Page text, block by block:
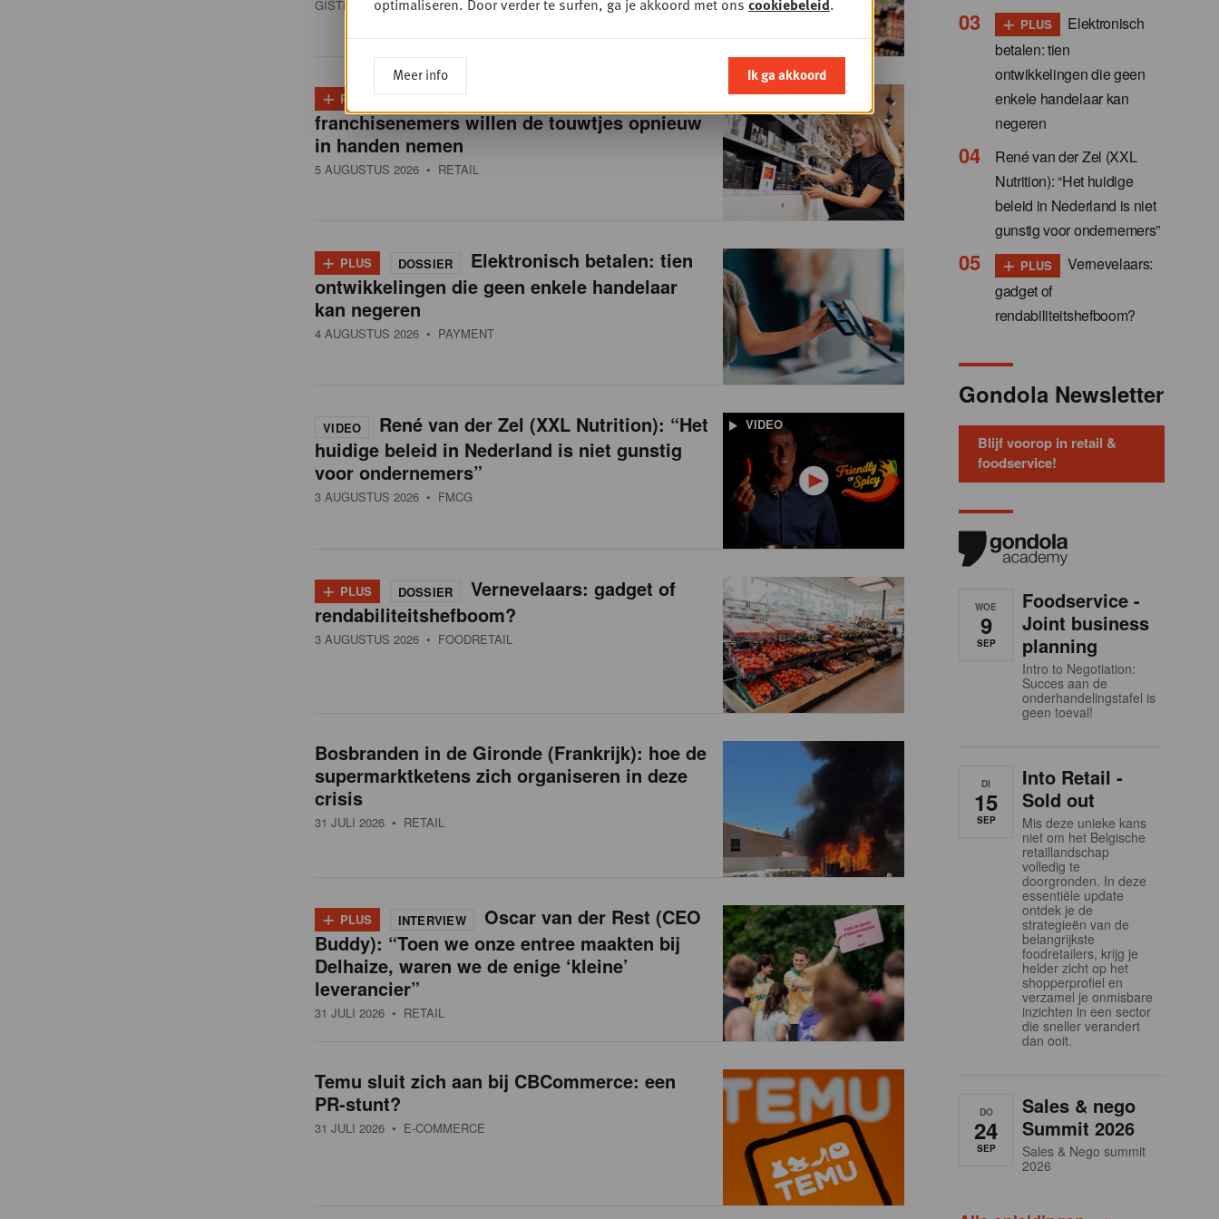
GISTEREN 08:30• MARKETING
+ PLUS DOSSIER
franchisenemers willen de touwtjes opnieuw
in handen nemen
5 AUGUSTUS 2026 • RETAIL
+ PLUS DOSSIER
Elektronisch betalen: tien
ontwikkelingen die geen enkele handelaar
kan negeren
4 AUGUSTUS 2026 • PAYMENT
VIDEO
VIDEO
René van der Zel (XXL Nutrition): “Het
huidige beleid in Nederland is niet gunstig
voor ondernemers”
3 AUGUSTUS 2026 • FMCG
+ PLUS DOSSIER
Vernevelaars: gadget of
rendabiliteitshefboom?
3 AUGUSTUS 2026 • FOODRETAIL
Bosbranden in de Gironde (Frankrijk): hoe de
supermarktketens zich organiseren in deze
crisis
31 JULI 2026 • RETAIL
+ PLUS INTERVIEW
Oscar van der Rest (CEO
Buddy): “Toen we onze entree maakten bij
Delhaize, waren we de enige ‘kleine’
leverancier”
31 JULI 2026 • RETAIL
Temu sluit zich aan bij CBCommerce: een
PR-stunt?
31 JULI 2026 • E-COMMERCE
+ PLUS
Elektronisch
betalen: tien
ontwikkelingen die geen
enkele handelaar kan
negeren
René van der Zel (XXL
Nutrition): “Het huidige
beleid in Nederland is niet
gunstig voor ondernemers”
+ PLUS
Vernevelaars:
gadget of
rendabiliteitshefboom?
Gondola Newsletter
Blijf voorop in retail &
foodservice!
WOE
9
SEP
Foodservice -
Joint business
planning
Intro to Negotiation:
Succes aan de
onderhandelingstafel is
geen toeval!
DI
15
SEP
Into Retail -
Sold out
Mis deze unieke kans
niet om het Belgische
retaillandschap
volledig te
doorgronden. In deze
essentiële update
ontdek je de
strategieën van de
belangrijkste
foodretailers, krijg je
helder zicht op het
shopperprofiel en
verzamel je onmisbare
inzichten in een sector
die sneller verandert
dan ooit.
DO
24
SEP
Sales & nego
Summit 2026
Sales & Nego summit
2026
optimaliseren. Door verder te surfen, ga je akkoord met ons cookiebeleid.
Meer info Ik ga akkoord